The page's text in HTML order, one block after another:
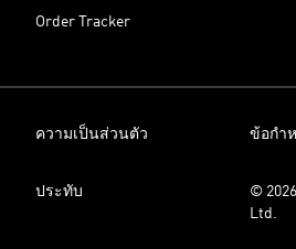
Order Tracker
ความเป็นส่วนตัว ข้อกำ
ประทับ
©
Ltd.